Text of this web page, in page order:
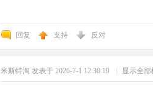
回复 支持 反对
米斯特淘 发表于 2026-7-1 12:30:19 | 显示全部